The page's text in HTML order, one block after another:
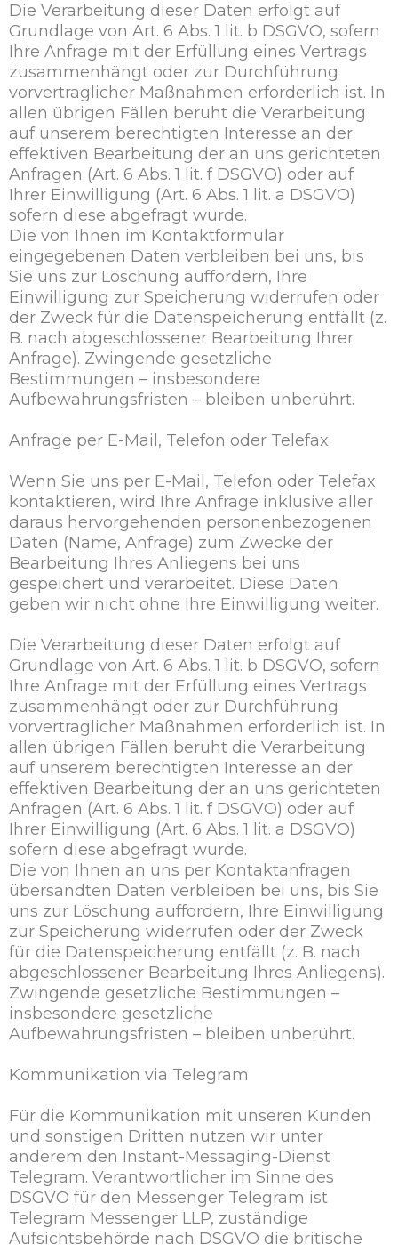
Die Verarbeitung dieser Daten erfolgt auf
Grundlage von Art. 6 Abs. 1 lit. b DSGVO, sofern
Ihre Anfrage mit der Erfüllung eines Vertrags
zusammenhängt oder zur Durchführung
vorvertraglicher Maßnahmen erforderlich ist. In
allen übrigen Fällen beruht die Verarbeitung
auf unserem berechtigten Interesse an der
effektiven Bearbeitung der an uns gerichteten
Anfragen (Art. 6 Abs. 1 lit. f DSGVO) oder auf
Ihrer Einwilligung (Art. 6 Abs. 1 lit. a DSGVO)
sofern diese abgefragt wurde.
Die von Ihnen im Kontaktformular
eingegebenen Daten verbleiben bei uns, bis
Sie uns zur Löschung auffordern, Ihre
Einwilligung zur Speicherung widerrufen oder
der Zweck für die Datenspeicherung entfällt (z.
B. nach abgeschlossener Bearbeitung Ihrer
Anfrage). Zwingende gesetzliche
Bestimmungen – insbesondere
Aufbewahrungsfristen – bleiben unberührt.
Anfrage per E-Mail, Telefon oder Telefax
Wenn Sie uns per E-Mail, Telefon oder Telefax
kontaktieren, wird Ihre Anfrage inklusive aller
daraus hervorgehenden personenbezogenen
Daten (Name, Anfrage) zum Zwecke der
Bearbeitung Ihres Anliegens bei uns
gespeichert und verarbeitet. Diese Daten
geben wir nicht ohne Ihre Einwilligung weiter.
Die Verarbeitung dieser Daten erfolgt auf
Grundlage von Art. 6 Abs. 1 lit. b DSGVO, sofern
Ihre Anfrage mit der Erfüllung eines Vertrags
zusammenhängt oder zur Durchführung
vorvertraglicher Maßnahmen erforderlich ist. In
allen übrigen Fällen beruht die Verarbeitung
auf unserem berechtigten Interesse an der
effektiven Bearbeitung der an uns gerichteten
Anfragen (Art. 6 Abs. 1 lit. f DSGVO) oder auf
Ihrer Einwilligung (Art. 6 Abs. 1 lit. a DSGVO)
sofern diese abgefragt wurde.
Die von Ihnen an uns per Kontaktanfragen
übersandten Daten verbleiben bei uns, bis Sie
uns zur Löschung auffordern, Ihre Einwilligung
zur Speicherung widerrufen oder der Zweck
für die Datenspeicherung entfällt (z. B. nach
abgeschlossener Bearbeitung Ihres Anliegens).
Zwingende gesetzliche Bestimmungen –
insbesondere gesetzliche
Aufbewahrungsfristen – bleiben unberührt.
Kommunikation via Telegram
Für die Kommunikation mit unseren Kunden
und sonstigen Dritten nutzen wir unter
anderem den Instant-Messaging-Dienst
Telegram. Verantwortlicher im Sinne des
DSGVO für den Messenger Telegram ist
Telegram Messenger LLP, zuständige
Aufsichtsbehörde nach DSGVO die britische